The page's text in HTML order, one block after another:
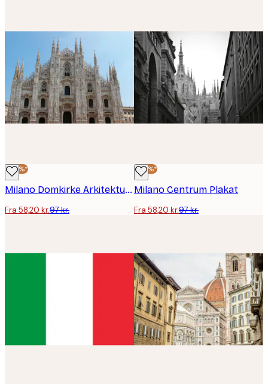
-40%*
Milano Domkirke Arkitektur Plakat
Fra 58,20 kr.97 kr.
-40%*
Milano Centrum Plakat
Fra 58,20 kr.97 kr.